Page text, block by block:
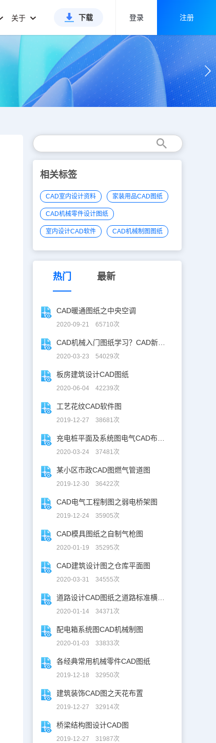
关于 下载 登录 注册
相关标签
CAD室内设计资料 家装用品CAD图纸
CAD机械零件设计图纸
室内设计CAD软件 CAD机械制图图纸
热门 最新
CAD暖通图纸之中央空调
2020-09-21 65710次
2020-03-23 54029次
板房建筑设计CAD图纸
2020-06-04 42239次
工艺花纹CAD软件图
2019-12-27 38681次
2020-03-24 37481次
某小区市政CAD图燃气管道图
2019-12-30 36422次
CAD电气工程制图之弱电桥架图
2019-12-24 35905次
CAD模具图纸之自制气枪图
2020-01-19 35295次
CAD建筑设计图之仓库平面图
2020-03-31 34555次
2020-01-14 34371次
配电箱系统图CAD机械制图
2020-01-03 33833次
各经典常用机械零件CAD图纸
2019-12-18 32950次
建筑装饰CAD图之天花布置
2019-12-27 32914次
桥梁结构图设计CAD图
2019-12-27 31987次